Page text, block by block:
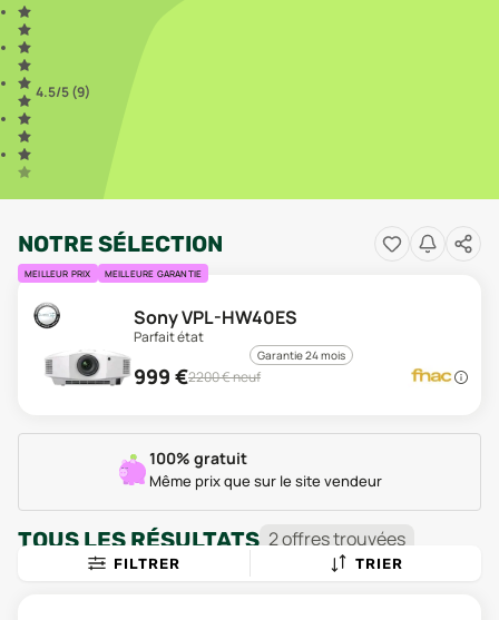
4.5/5 (9)
NOTRE SÉLECTION
MEILLEUR PRIX MEILLEURE GARANTIE
Sony VPL-HW40ES
Parfait état
Garantie 24 mois
999 €2200€ neuf
100% gratuit
Même prix que sur le site vendeur
TOUS LES RÉSULTATS 2offrestrouvées
FILTRER TRIER